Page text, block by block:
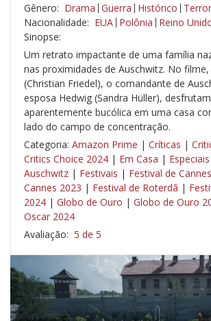
Gênero: Drama Guerra Histórico
Nacionalidade: EUA Polônia Reino
Sinopse:
Um retrato impactante de uma família
nas proximidades de Auschwitz. No
(Christian Friedel), o comandante de
esposa Hedwig (Sandra Hüller),
aparentemente bucólica em uma casa
lado do campo de concentração.
Categoria: Amazon Prime | Críticas |
Critics Choice 2024 | Em Casa | Especiais
Auschwitz | Festivais | Festival de Cannes
Cannes 2023 | Festival de Roterdã |
2024 | Globo de Ouro | Globo de Ouro
Oscar 2024
Avaliação: 5 de 5